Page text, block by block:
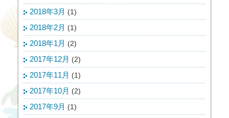
2018年3月 (1)
2018年2月 (1)
2018年1月 (2)
2017年12月 (2)
2017年11月 (1)
2017年10月 (2)
2017年9月 (1)